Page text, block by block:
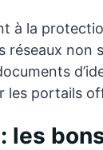
à la
réseaux non
les portails
les